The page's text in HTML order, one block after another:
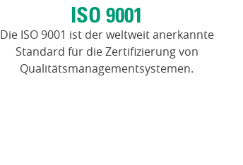
ISO 9001
Die ISO 9001 ist der weltweit anerkannte
Standard für die Zertifizierung von
Qualitätsmanagementsystemen.